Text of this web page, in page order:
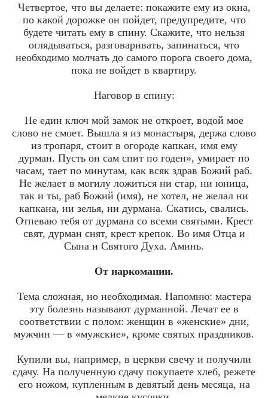
Четвертое, что вы делаете: покажите ему из окна,
по какой дорожке он пойдет, предупредите, что
будете читать ему в спину. Скажите, что нельзя
оглядываться, разговаривать, запинаться, что
необходимо молчать до самого порога своего дома,
пока не войдет в квартиру.
Наговор в спину:
Не един ключ мой замок не откроет, водой мое
слово не смоет. Вышла я из монастыря, держа слово
из тропаря, стоит в огороде капкан, имя ему
дурман. Пусть он сам спит по годен», умирает по
часам, тает по минутам, как всяк здрав Божий раб.
Не желает в могилу ложиться ни стар, ни юница,
так и ты, раб Божий (имя), не хотел, не желал ни
капкана, ни зелья, ни дурмана. Скатись, свались.
Отпеваю тебя от дурмана со всеми святыми. Крест
свят, дурман снят, крест крепок. Во имя Отца и
Сына и Святого Духа. Аминь.
От наркомании.
Тема сложная, но необходимая. Напомню: мастера
эту болезнь называют дурманной. Лечат ее в
соответствии с полом: женщин в «женские» дни,
мужчин — в «мужские», кроме святых праздников.
Купили вы, например, в церкви свечу и получили
сдачу. На полученную сдачу покупаете хлеб, режете
его ножом, купленным в девятый день месяца, на